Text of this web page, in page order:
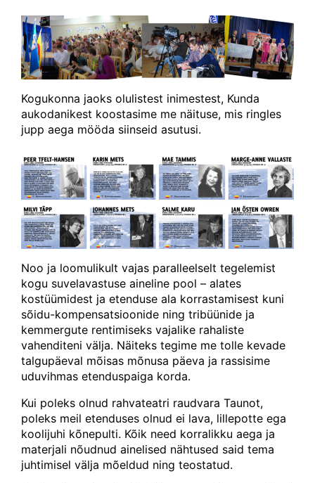
Kogukonna jaoks olulistest inimestest, Kunda
aukodanikest koostasime me näituse, mis ringles
jupp aega mööda siinseid asutusi.
Noo ja loomulikult vajas paralleelselt tegelemist
kogu suvelavastuse aineline pool – alates
kostüümidest ja etenduse ala korrastamisest kuni
sõidu-kompensatsioonide ning tribüünide ja
kemmergute rentimiseks vajalike rahaliste
vahenditeni välja. Näiteks tegime me tolle kevade
talgupäeval mõisas mõnusa päeva ja rassisime
uduvihmas etenduspaiga korda.
Kui poleks olnud rahvateatri raudvara Taunot,
poleks meil etenduses olnud ei lava, lillepotte ega
koolijuhi kõnepulti. Kõik need korralikku aega ja
materjali nõudnud ainelised nähtused said tema
juhtimisel välja mõeldud ning teostatud.